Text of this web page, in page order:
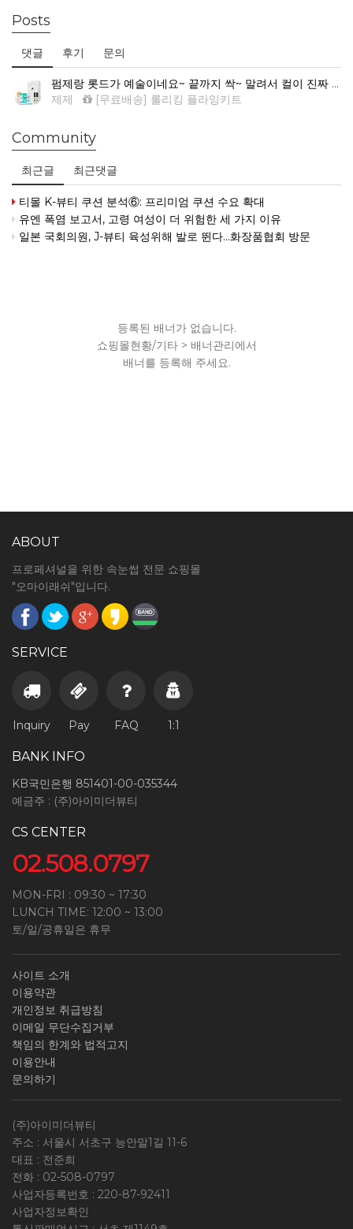
Posts
댓글 후기 문의
펌제랑 롯드가 예술이네요~ 끝까지 싹~ 말려서 컬이 진짜 예뻐요.
제제
[무료배송] 롤리킹 플라잉키트
Community
최근글 최근댓글
티몰 K-뷰티 쿠션 분석⑥: 프리미엄 쿠션 수요 확대
유엔 폭염 보고서, 고령 여성이 더 위험한 세 가지 이유
일본 국회의원, J-뷰티 육성위해 발로 뛴다...화장품협회 방문
등록된 배너가 없습니다.
쇼핑몰현황/기타 > 배너관리에서
배너를 등록해 주세요.
ABOUT
프로페셔널을 위한 속눈썹 전문 쇼핑몰
"오마이래쉬"입니다.
SERVICE
Inquiry Pay FAQ 1:1
BANK INFO
KB국민은행 851401-00-035344
예금주 : (주)아이미더뷰티
CS CENTER
02.508.0797
MON-FRI : 09:30 ~ 17:30
LUNCH TIME: 12:00 ~ 13:00
토/일/공휴일은 휴무
사이트 소개
이용약관
개인정보 취급방침
이메일 무단수집거부
책임의 한계와 법적고지
이용안내
문의하기
(주)아이미더뷰티
주소 : 서울시 서초구 능안말1길 11-6
대표 : 전준희
전화 : 02-508-0797
사업자등록번호 : 220-87-92411
사업자정보확인